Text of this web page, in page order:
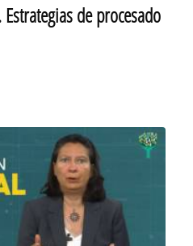
Estrategias de procesado